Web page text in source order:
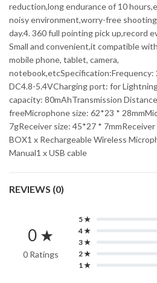
reduction,long endurance of 10
noisy environment,worry-free
day.4. 360 full pointing pick up,record
Small and convenient,it compatible
mobile phone, tablet, camera,
notebook,etcSpecification:Frequency:
DC4.8-5.4VCharging port: for
capacity: 80mAhTransmission
freeMicrophone size: 62*23 *
7gReceiver size: 45*27 *
BOX1 x Rechargeable Wireless
Manual1 x USB cable
REVIEWS (0)
0 ★
0 Ratings
5 ★
4 ★
3 ★
2 ★
1 ★